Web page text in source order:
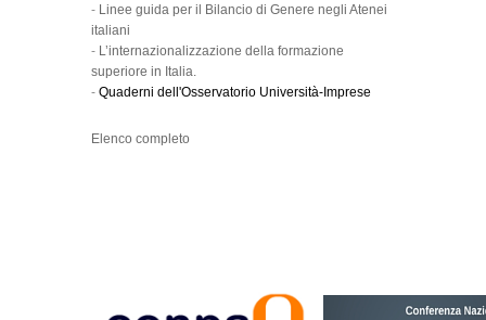
- Linee guida per il Bilancio di Genere negli Atenei
italiani
- L’internazionalizzazione della formazione
superiore in Italia.
- Quaderni dell'Osservatorio Università-Imprese
Elenco completo